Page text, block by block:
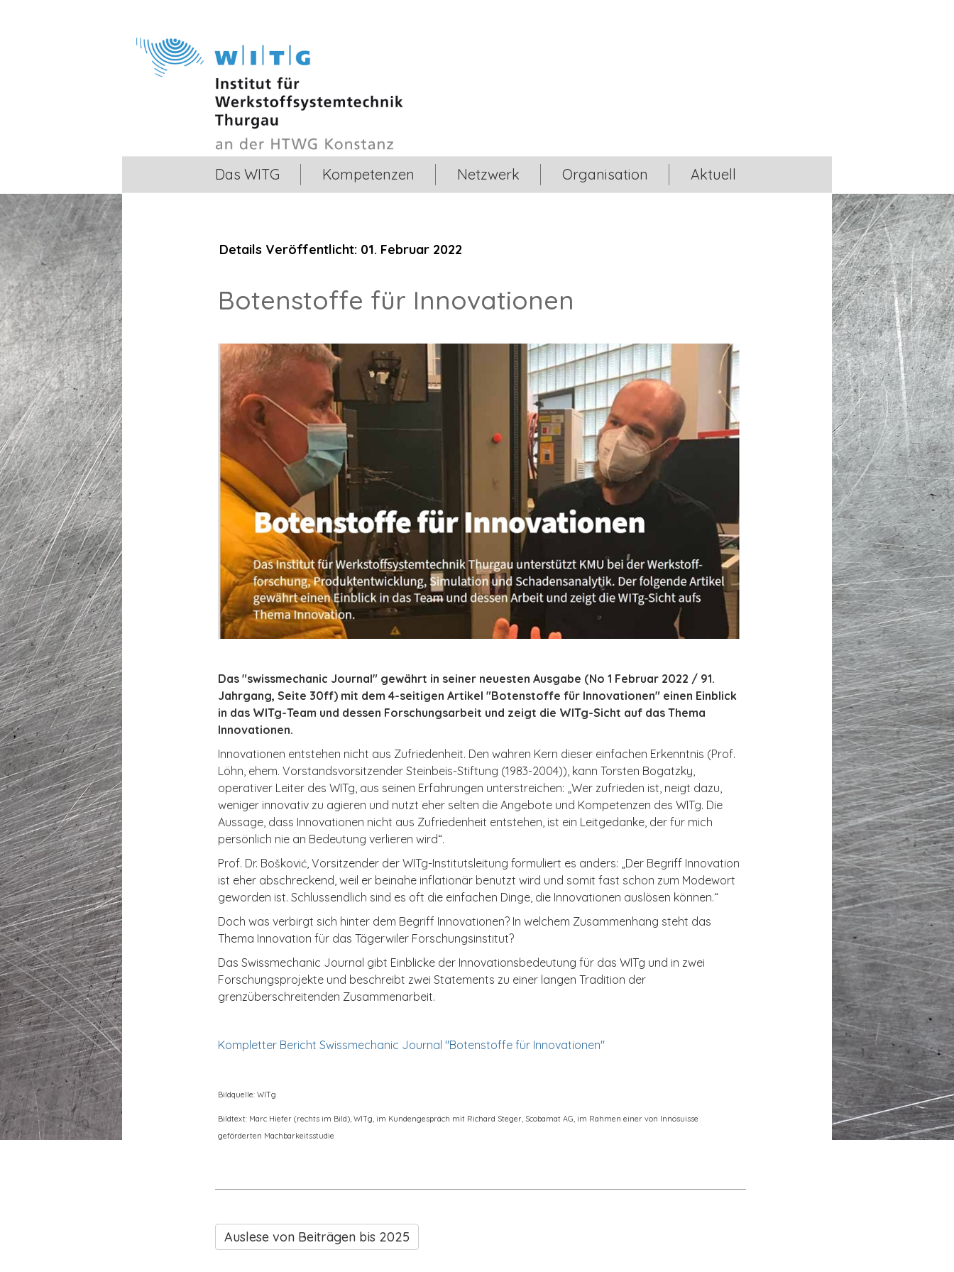
Das WITG Kompetenzen Netzwerk Organisation Aktuell
Details Veröffentlicht: 01. Februar 2022
Botenstoffe für Innovationen
Das "swissmechanic Journal" gewährt in seiner neuesten Ausgabe (No 1 Februar 2022 / 91.
Jahrgang, Seite 30ff) mit dem 4-seitigen Artikel "Botenstoffe für Innovationen" einen Einblick
in das WITg-Team und dessen Forschungsarbeit und zeigt die WITg-Sicht auf das Thema
Innovationen.
Innovationen entstehen nicht aus Zufriedenheit. Den wahren Kern dieser einfachen Erkenntnis (Prof.
Löhn, ehem. Vorstandsvorsitzender Steinbeis-Stiftung (1983-2004)), kann Torsten Bogatzky,
operativer Leiter des WITg, aus seinen Erfahrungen unterstreichen: „Wer zufrieden ist, neigt dazu,
weniger innovativ zu agieren und nutzt eher selten die Angebote und Kompetenzen des WITg. Die
Aussage, dass Innovationen nicht aus Zufriedenheit entstehen, ist ein Leitgedanke, der für mich
persönlich nie an Bedeutung verlieren wird“.
Prof. Dr. Bošković, Vorsitzender der WITg-Institutsleitung formuliert es anders: „Der Begriff Innovation
ist eher abschreckend, weil er beinahe inflationär benutzt wird und somit fast schon zum Modewort
geworden ist. Schlussendlich sind es oft die einfachen Dinge, die Innovationen auslösen können.“
Doch was verbirgt sich hinter dem Begriff Innovationen? In welchem Zusammenhang steht das
Thema Innovation für das Tägerwiler Forschungsinstitut?
Das Swissmechanic Journal gibt Einblicke der Innovationsbedeutung für das WITg und in zwei
Forschungsprojekte und beschreibt zwei Statements zu einer langen Tradition der
grenzüberschreitenden Zusammenarbeit.
Kompletter Bericht Swissmechanic Journal "Botenstoffe für Innovationen"
Bildquelle: WITg
Bildtext: Marc Hiefer (rechts im Bild), WITg, im Kundengespräch mit Richard Steger, Scobamat AG, im Rahmen einer von Innosuisse
geförderten Machbarkeitsstudie
Auslese von Beiträgen bis 2025